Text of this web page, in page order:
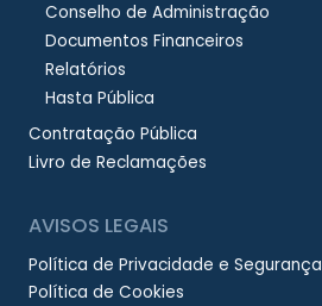
Conselho de Administração
Documentos Financeiros
Relatórios
Hasta Pública
Contratação Pública
Livro de Reclamações
AVISOS LEGAIS
Política de Privacidade e Segurança
Política de Cookies